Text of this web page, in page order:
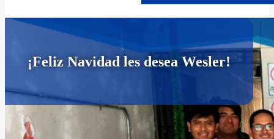
¡Feliz Navidad les desea Wesler!